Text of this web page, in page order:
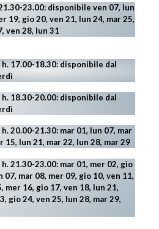
23.00: disponibile ven 07, lun
19, gio 20, ven 21, lun 24, mar 25,
ven 28, lun 31
h. 17.00-18.30: disponibile dal
h. 18.30-20.00: disponibile dal
h. 20.00-21.30: mar 01, lun 07, mar
15, lun 21, mar 22, lun 28, mar 29
h. 21.30-23.00: mar 01, mer 02, gio
07, mar 08, mer 09, gio 10, ven 11,
mer 16, gio 17, ven 18, lun 21,
gio 24, ven 25, lun 28, mar 29,